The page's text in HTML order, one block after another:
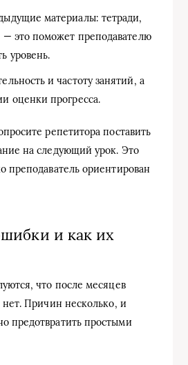
материалы: тетради,
— это поможет преподавателю
уровень.
и частоту занятий, а
оценки прогресса.
репетитора поставить
на следующий урок. Это
преподаватель ориентирован
и как их
что после месяцев
нет. Причин несколько, и
предотвратить простыми